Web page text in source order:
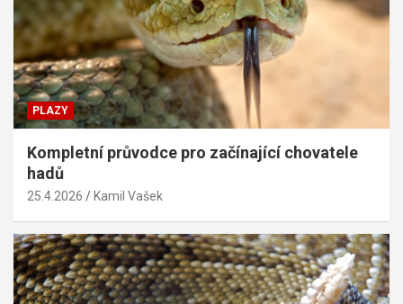
PLAZY
Kompletní průvodce pro začínající chovatele
hadů
25.4.2026 Kamil Vašek